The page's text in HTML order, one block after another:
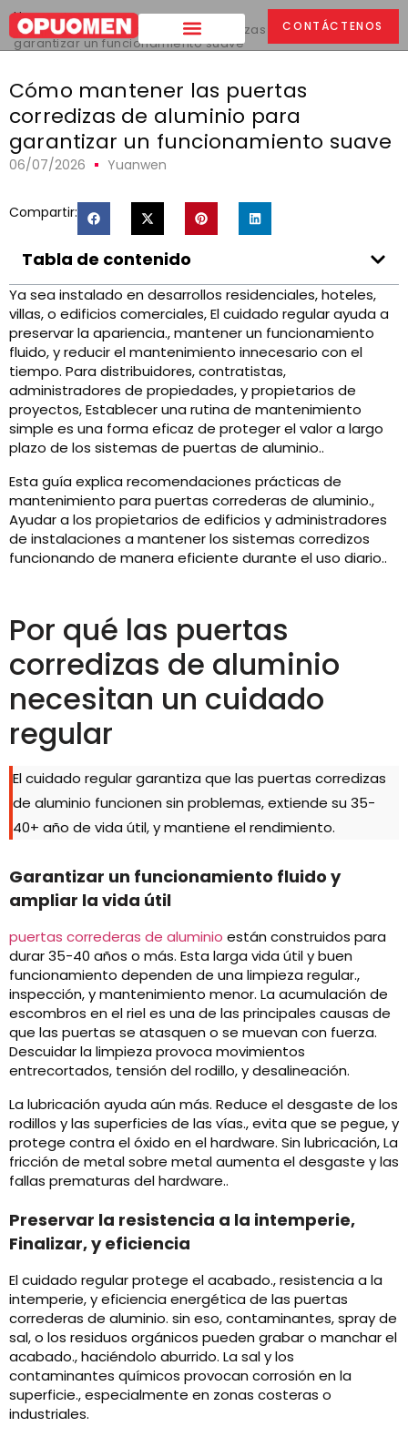
CONTÁCTENOS
Hogar >
Cómo mantener las puertas corredizas de aluminio para
garantizar un funcionamiento suave
Cómo mantener las puertas
corredizas de aluminio para
garantizar un funcionamiento suave
06/07/2026 Yuanwen
Compartir:
Tabla de contenido
Ya sea instalado en desarrollos residenciales, hoteles,
villas, o edificios comerciales, El cuidado regular ayuda a
preservar la apariencia., mantener un funcionamiento
fluido, y reducir el mantenimiento innecesario con el
tiempo. Para distribuidores, contratistas,
administradores de propiedades, y propietarios de
proyectos, Establecer una rutina de mantenimiento
simple es una forma eficaz de proteger el valor a largo
plazo de los sistemas de puertas de aluminio..
Esta guía explica recomendaciones prácticas de
mantenimiento para puertas correderas de aluminio.,
Ayudar a los propietarios de edificios y administradores
de instalaciones a mantener los sistemas corredizos
funcionando de manera eficiente durante el uso diario..
Por qué las puertas
corredizas de aluminio
necesitan un cuidado
regular
El cuidado regular garantiza que las puertas corredizas
de aluminio funcionen sin problemas, extiende su 35-
40+ año de vida útil, y mantiene el rendimiento.
Garantizar un funcionamiento fluido y
ampliar la vida útil
puertas correderas de aluminio están construidos para
durar 35-40 años o más. Esta larga vida útil y buen
funcionamiento dependen de una limpieza regular.,
inspección, y mantenimiento menor. La acumulación de
escombros en el riel es una de las principales causas de
que las puertas se atasquen o se muevan con fuerza.
Descuidar la limpieza provoca movimientos
entrecortados, tensión del rodillo, y desalineación.
La lubricación ayuda aún más. Reduce el desgaste de los
rodillos y las superficies de las vías., evita que se pegue, y
protege contra el óxido en el hardware. Sin lubricación, La
fricción de metal sobre metal aumenta el desgaste y las
fallas prematuras del hardware..
Preservar la resistencia a la intemperie,
Finalizar, y eficiencia
El cuidado regular protege el acabado., resistencia a la
intemperie, y eficiencia energética de las puertas
correderas de aluminio. sin eso, contaminantes, spray de
sal, o los residuos orgánicos pueden grabar o manchar el
acabado., haciéndolo aburrido. La sal y los
contaminantes químicos provocan corrosión en la
superficie., especialmente en zonas costeras o
industriales.